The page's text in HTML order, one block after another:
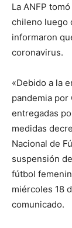
La ANFP
chileno luego
informaron
coronavirus.
«Debido a la
pandemia por
entregadas
medidas
Nacional de
suspensión
fútbol
miércoles 18
comunicado.